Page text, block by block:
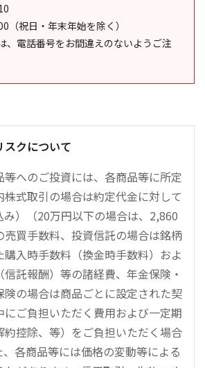
（祝日・年末年始を除く）
、電話番号をお間違えのないようご注
スクについて
等へのご投資には、各商品等に所定
株式取引の場合は約定代金に対して
）（20万円以下の場合は、2,860
売買手数料、投資信託の場合は銘柄
購入時手数料（換金時手数料）およ
託報酬）等の諸経費、年金保険・
険の場合は商品ごとに設定された契
ご負担いただく費用および一定期
約控除、等）をご負担いただく場合
各商品等には価格の変動等による